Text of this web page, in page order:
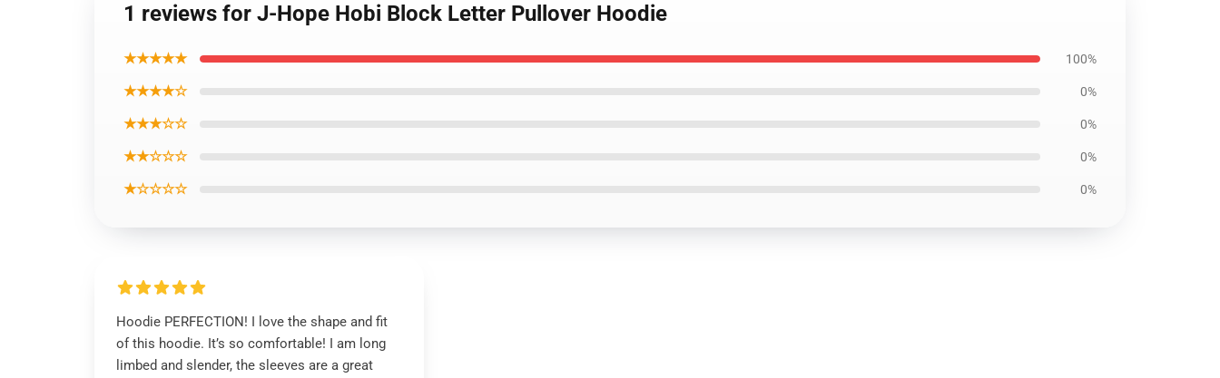
1 reviews for J-Hope Hobi Block Letter Pullover Hoodie
★★★★★ 100%
★★★★☆ 0%
★★★☆☆ 0%
★★☆☆☆ 0%
★☆☆☆☆ 0%
Hoodie PERFECTION! I love the shape and fit
of this hoodie. It’s so comfortable! I am long
limbed and slender, the sleeves are a great